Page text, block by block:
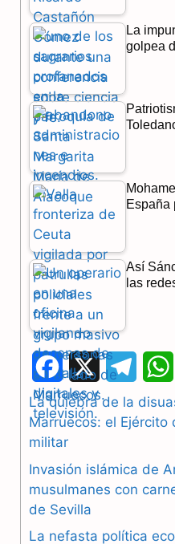
La
golpea
España
Así
las
F
a
c
b
o
X
e
l
g
La quiebra de la
Marruecos: el
militar
Invasión islámica de
musulmanes con
de Sevilla
La nefasta política